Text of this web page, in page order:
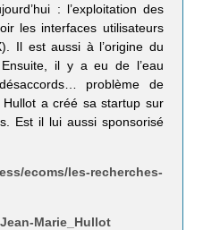
: l’exploitation des
les interfaces utilisateurs
Il est aussi à l’origine du
Ensuite, il y a eu de l’eau
problème de
a créé sa startup sur
Est il lui aussi sponsorisé
ecoms/les-recherches-
Marie_Hullot